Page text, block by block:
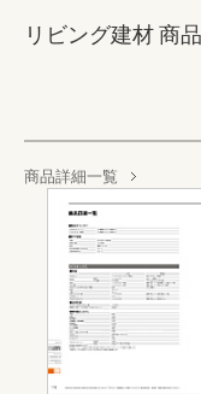
リビング建材 商
商品詳細一覧